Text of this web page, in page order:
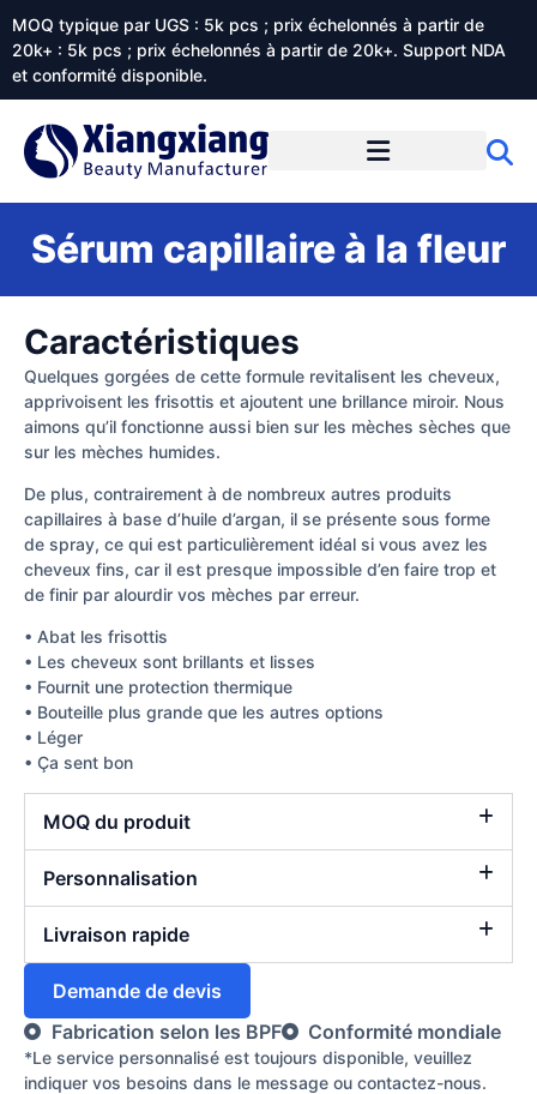
MOQ typique par UGS : 5k pcs ; prix échelonnés à partir de
20k+ : 5k pcs ; prix échelonnés à partir de 20k+. Support NDA
et conformité disponible.
Sérum capillaire à la fleur
Caractéristiques
Quelques gorgées de cette formule revitalisent les cheveux,
apprivoisent les frisottis et ajoutent une brillance miroir. Nous
aimons qu’il fonctionne aussi bien sur les mèches sèches que
sur les mèches humides.
De plus, contrairement à de nombreux autres produits
capillaires à base d’huile d’argan, il se présente sous forme
de spray, ce qui est particulièrement idéal si vous avez les
cheveux fins, car il est presque impossible d’en faire trop et
de finir par alourdir vos mèches par erreur.
• Abat les frisottis
• Les cheveux sont brillants et lisses
• Fournit une protection thermique
• Bouteille plus grande que les autres options
• Léger
• Ça sent bon
MOQ du produit
Personnalisation
Livraison rapide
Demande de devis
Fabrication selon les BPF
Conformité mondiale
*Le service personnalisé est toujours disponible, veuillez
indiquer vos besoins dans le message ou contactez-nous.